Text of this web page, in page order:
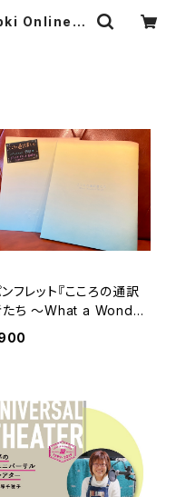
Online S
フレット『こころの通訳
たち 〜What a Wonder
World〜』